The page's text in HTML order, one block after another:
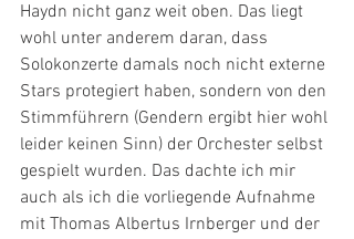
Haydn nicht ganz weit oben. Das liegt
wohl unter anderem daran, dass
Solokonzerte damals noch nicht externe
Stars protegiert haben, sondern von den
Stimmführern (Gendern ergibt hier wohl
leider keinen Sinn) der Orchester selbst
gespielt wurden. Das dachte ich mir
auch als ich die vorliegende Aufnahme
mit Thomas Albertus Irnberger und der